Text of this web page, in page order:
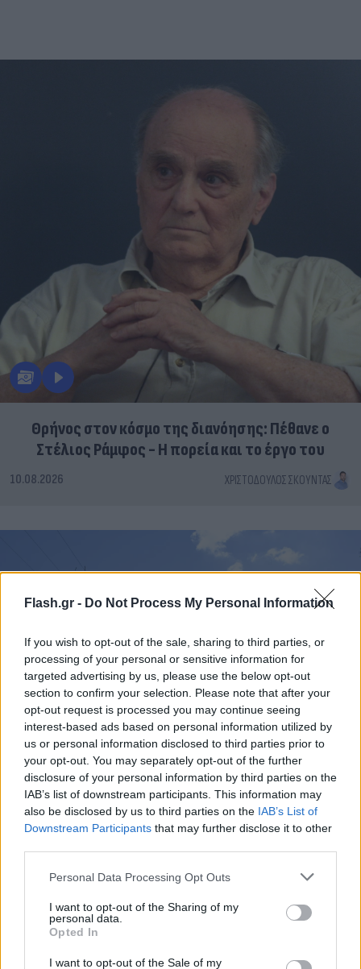
Flash.gr - Do Not Process My Personal Information
If you wish to opt-out of the sale, sharing to third parties, or
processing of your personal or sensitive information for
targeted advertising by us, please use the below opt-out
section to confirm your selection. Please note that after your
opt-out request is processed you may continue seeing
interest-based ads based on personal information utilized by
us or personal information disclosed to third parties prior to
your opt-out. You may separately opt-out of the further
disclosure of your personal information by third parties on the
IAB’s list of downstream participants. This information may
also be disclosed by us to third parties on the IAB’s List of
Downstream Participants that may further disclose it to other
Please note that this website/app uses one or more Google
not limited to your visit or usage behaviour. You may click to
grant or deny consent to Google and its third-party tags to
use your data for below specified purposes in below Google
consent section.
Personal Data Processing Opt Outs
I want to opt-out of the Sharing of my
personal data.
Opted In
I want to opt-out of the Sale of my
Θρήνος στον κόσμο της διανόησης: Πέθανε ο
Στέλιος Ράμφος - Η πορεία και το έργο του
10.08.2026 ΧΡΙΣΤΌΔΟΥΛΟΣ ΣΚΟΎΝΤΑΣ
Πολιτική Προστασία: Πολύ υψηλός κίνδυνος για
φωτιά σε 5 περιφέρειες την Τρίτη 11 Αυγούστου